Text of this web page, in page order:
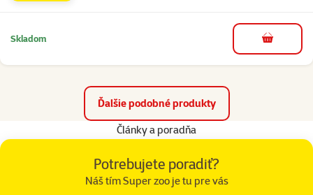
Skladom do košíka
Ďalšie podobné produkty
Články a poradňa
Potrebujete poradiť?
Náš tím Super zoo je tu pre vás